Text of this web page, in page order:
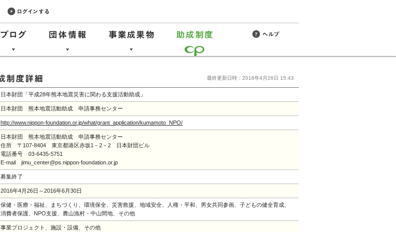
最終更新日時：2016年4月26日 15:43
日本財団「平成28年熊本地震災害に関わる支援活動助成」
日本財団 熊本地震活動助成 申請事務センター
http://www.nippon-foundation.or.jp/what/grant_application/kumamoto_NPO/
日本財団 熊本地震活動助成 申請事務センター
住所 〒107-8404 東京都港区赤坂1－2－2 日本財団ビル
電話番号 03-6435-5751
E-mail jimu_center@ps.nippon-foundation.or.jp
募集終了
2016年4月26日～2016年6月30日
保健・医療・福祉、まちづくり、環境保全、災害救援、地域安全、人権・平和、男女共同参画、子どもの健全育成、
消費者保護、NPO支援、農山漁村・中山間地、その他
事業プロジェクト、施設・設備、その他